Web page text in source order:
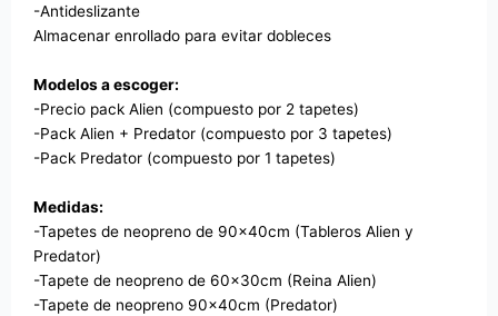
-Antideslizante
Almacenar enrollado para evitar dobleces
Modelos a escoger:
-Precio pack Alien (compuesto por 2 tapetes)
-Pack Alien + Predator (compuesto por 3 tapetes)
-Pack Predator (compuesto por 1 tapetes)
Medidas:
-Tapetes de neopreno de 90x40cm (Tableros Alien y
Predator)
-Tapete de neopreno de 60x30cm (Reina Alien)
-Tapete de neopreno 90x40cm (Predator)